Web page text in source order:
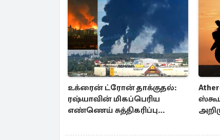
உக்ரைன் ட்ரோன் தாக்குதல்:
ரஷ்யாவின் மிகப்பெரிய
எண்ணெய் சுத்திகரிப்பு